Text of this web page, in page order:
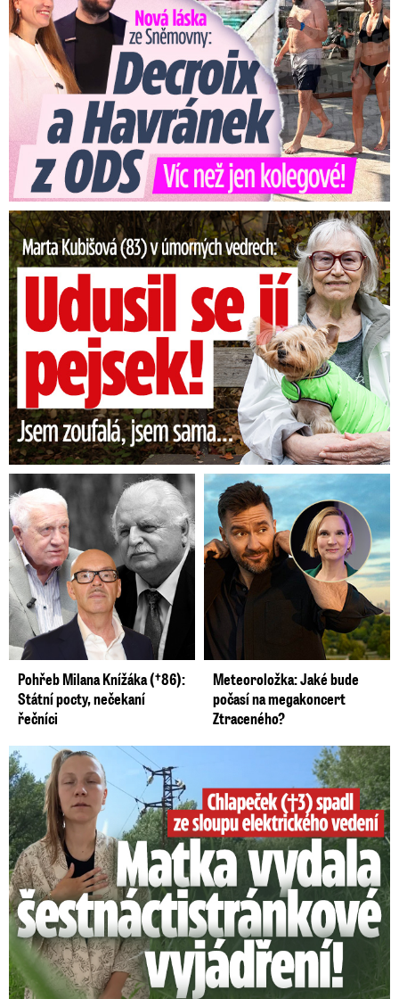
Marta Kubišová (83) v úmorných vedrech: Udusil se jí pejsek!
Pohřeb Milana Knížáka (†86):
Státní pocty, nečekaní
řečníci
Meteoroložka: Jaké bude
počasí na megakoncert
Ztraceného?
Smrtelný pád chlapce: Matka vydala vyjádření na 16 stran